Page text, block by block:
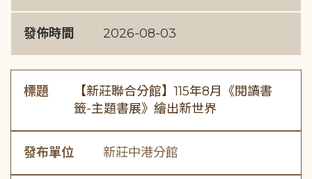
發佈時間 2026-08-03
標題
【新莊聯合分館】115年8月《閱讀書
籤-主題書展》繪出新世界
發布單位 新莊中港分館